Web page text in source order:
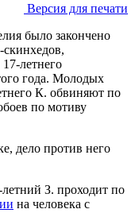
Версия для печати
было закончено
скинхедов,
17-летнего
года. Молодых
К. обвиняют по
по мотиву
дело против него
З. проходит по
на человека с